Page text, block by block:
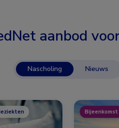
aanbod
Nascholing Nieuws
Bijeenkomst